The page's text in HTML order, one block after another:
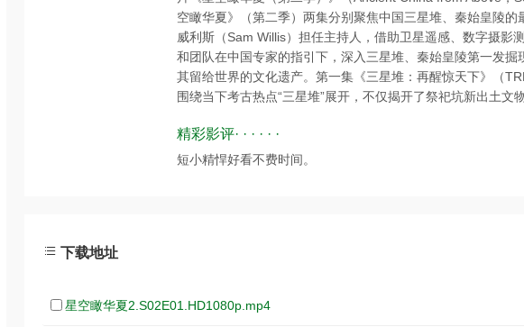
空瞰华夏》（第二季）两集分别聚焦中国三星堆、秦始皇陵
威利斯（Sam Willis）担任主持人，借助卫星遥感、数字摄影
和团队在中国专家的指引下，深入三星堆、秦始皇陵第一发
其留给世界的文化遗产。第一集《三星堆：再醒惊天下》（
围绕当下考古热点“三星堆”展开，不仅揭开了祭祀坑新出土文
精彩影评· · · · · ·
短小精悍好看不费时间。
下载地址
星空瞰华夏2.S02E01.HD1080p.mp4